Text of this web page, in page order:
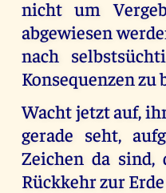
nicht um
abgewiesen
nach
Konsequenzen zu
Wacht jetzt auf,
gerade seht,
Zeichen da sind,
Rückkehr zur